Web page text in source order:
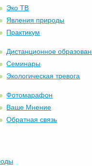
Эко ТВ
Явления природы
Практикум
Дистанционное
Семинары
Экологическая тревога
Фотомарафон
Ваше Мнение
Обратная связь